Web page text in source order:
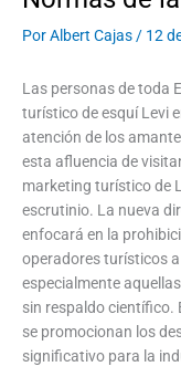
PorAlbert Cajas / 12
Las personas de toda
turístico de esquí Levi
atención de los
esta afluencia de
marketing turístico de
escrutinio. La nueva
enfocará en la
operadores turísticos
especialmente
sin respaldo científico.
se promocionan los
significativo para la